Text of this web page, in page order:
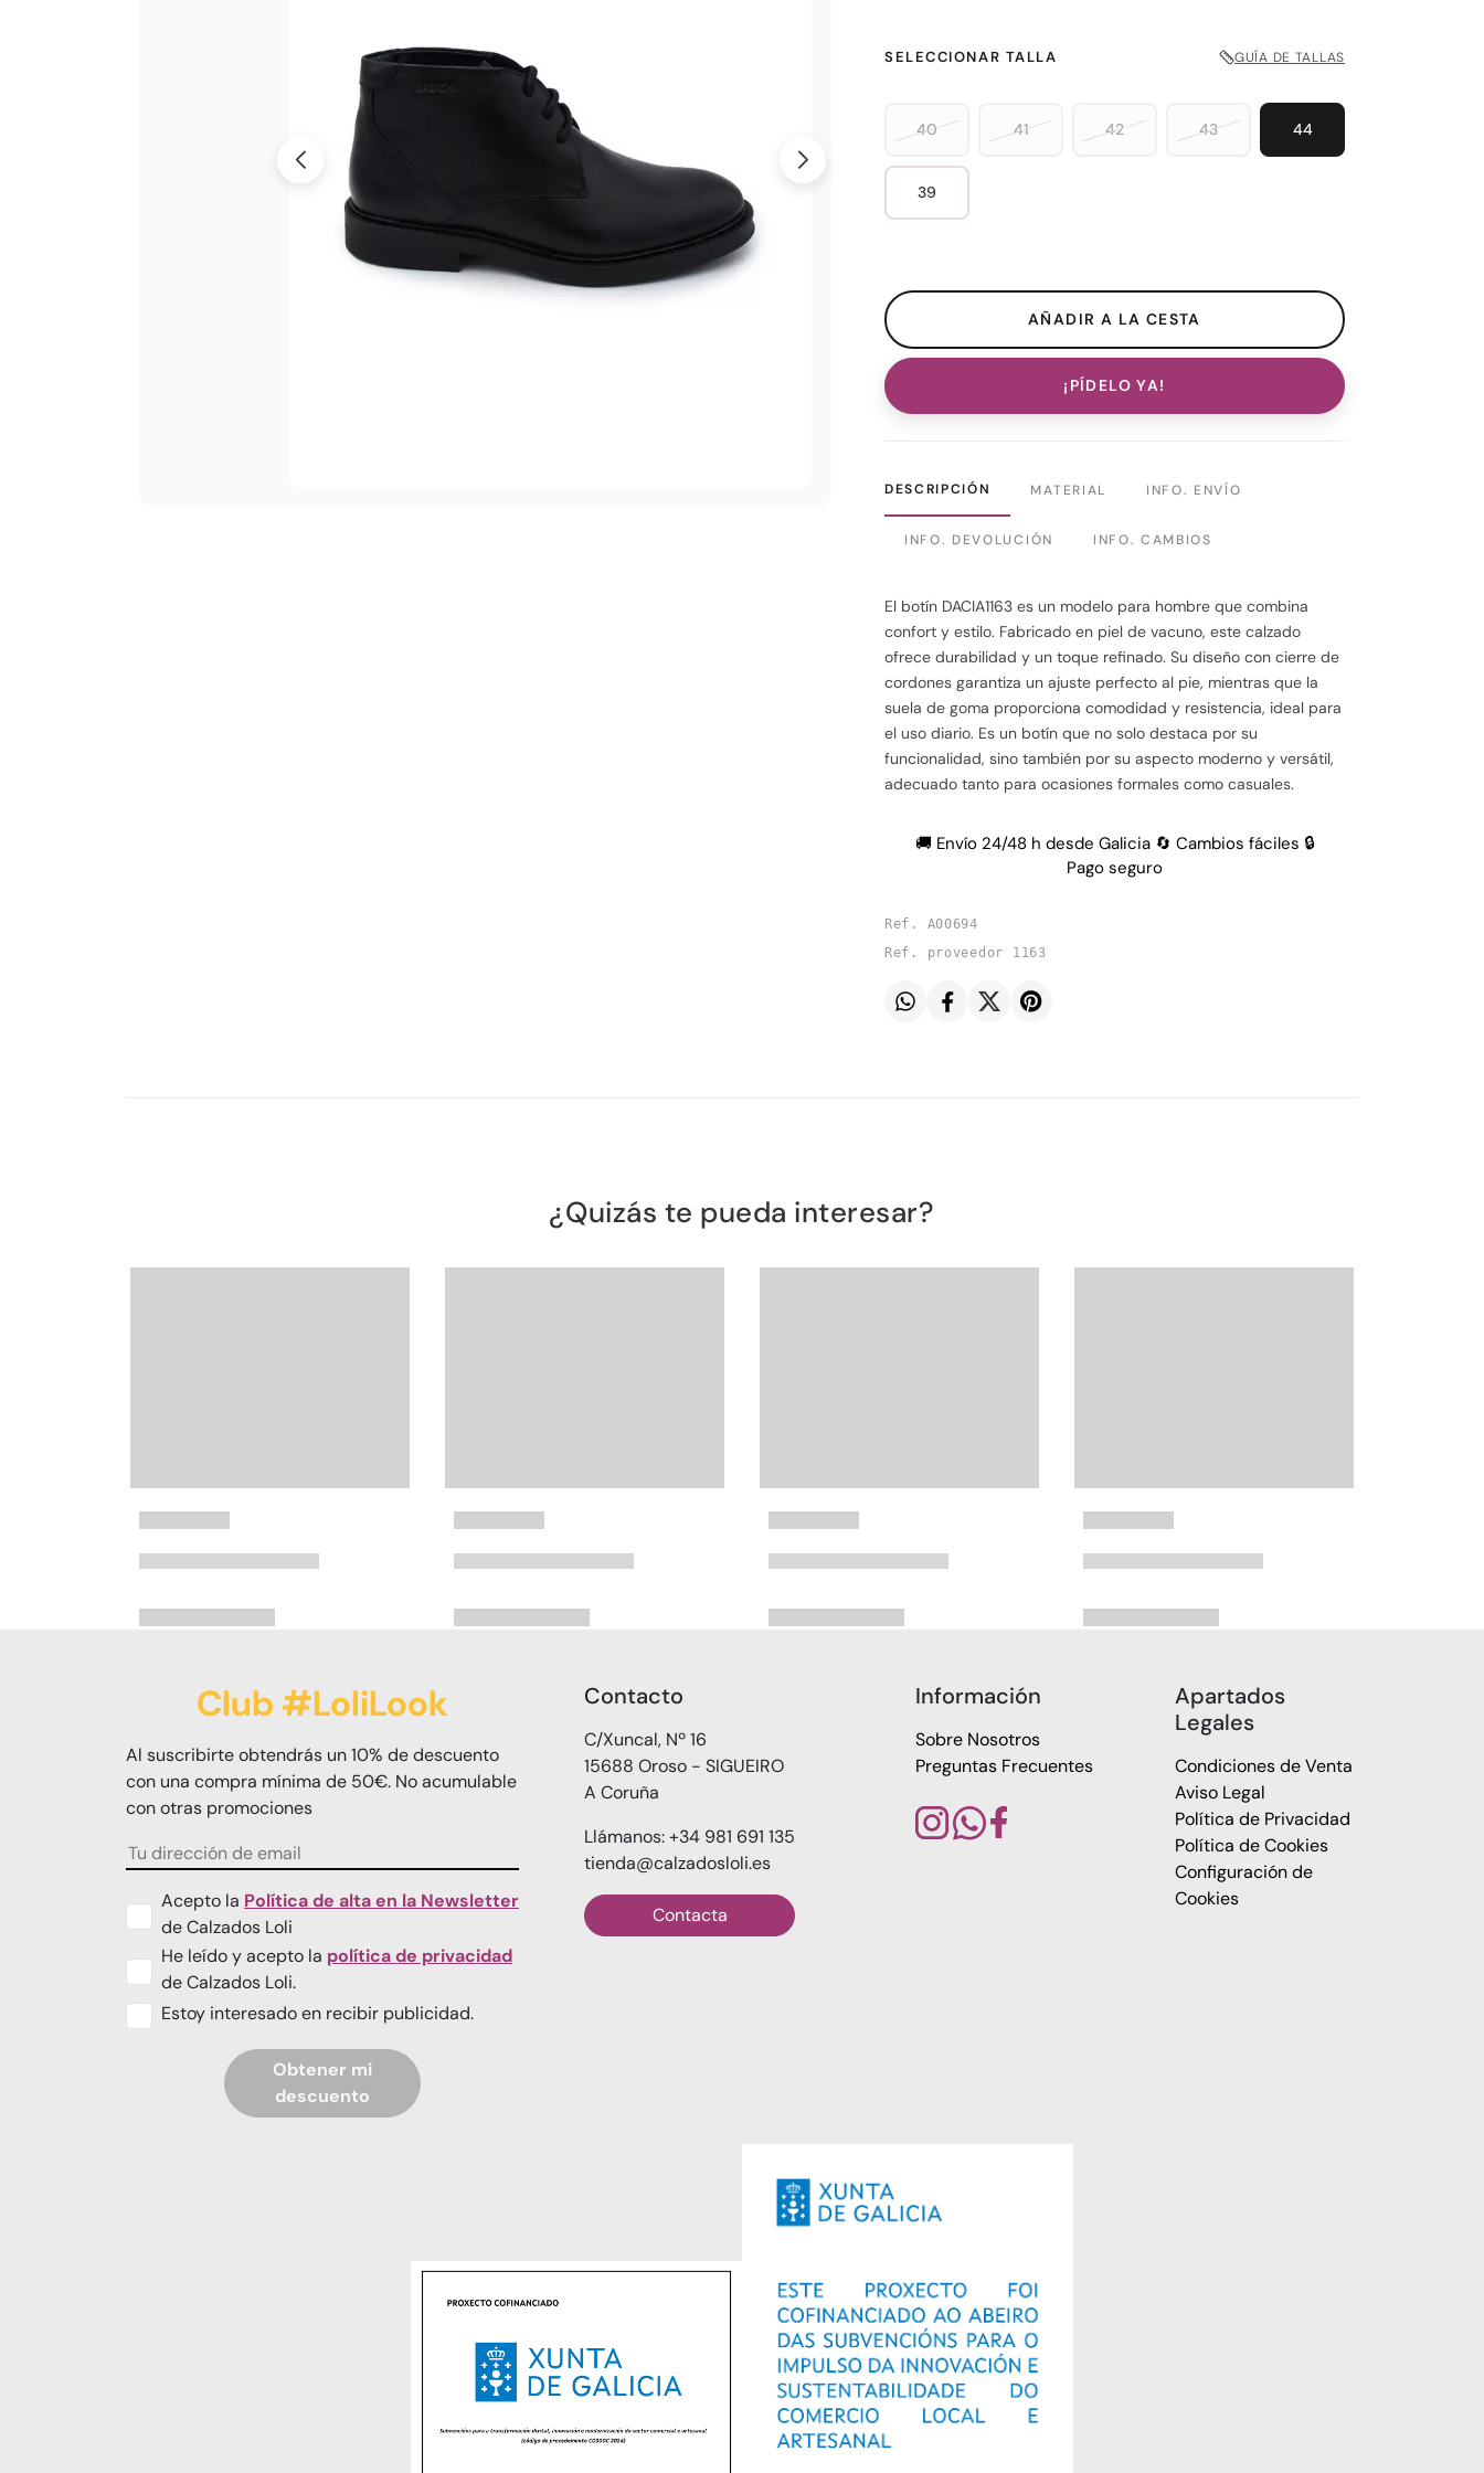
SELECCIONAR TALLA GUÍA DE TALLAS
40 41 42 43 44
39
¡PÍDELO YA!
DESCRIPCIÓN MATERIAL INFO. ENVÍO
INFO. DEVOLUCIÓN INFO. CAMBIOS
El botín DACIA1163 es un modelo para hombre que combina
confort y estilo. Fabricado en piel de vacuno, este calzado
ofrece durabilidad y un toque refinado. Su diseño con cierre de
cordones garantiza un ajuste perfecto al pie, mientras que la
suela de goma proporciona comodidad y resistencia, ideal para
el uso diario. Es un botín que no solo destaca por su
funcionalidad, sino también por su aspecto moderno y versátil,
adecuado tanto para ocasiones formales como casuales.
🚚 Envío 24/48 h desde Galicia 🔄 Cambios fáciles 🔒
Pago seguro
Ref. A00694
Ref. proveedor 1163
¿Quizás te pueda interesar?
Club #LoliLook
Al suscribirte obtendrás un 10% de descuento
con una compra mínima de 50€. No acumulable
con otras promociones
Acepto la Política de alta en la Newsletter
de Calzados Loli
He leído y acepto la política de privacidad
de Calzados Loli.
Estoy interesado en recibir publicidad.
Obtener mi
descuento
Contacto
C/Xuncal, Nº 16
15688 Oroso - SIGUEIRO
A Coruña
Llámanos: +34 981 691 135
tienda@calzadosloli.es
Contacta
Información
Sobre Nosotros
Preguntas Frecuentes
Apartados
Legales
Condiciones de Venta
Aviso Legal
Política de Privacidad
Política de Cookies
Configuración de
Cookies